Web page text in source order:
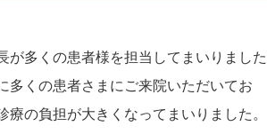
が多くの患者様を担当してまいりました
多くの患者さまにご来院いただいてお
療の負担が大きくなってまいりました。